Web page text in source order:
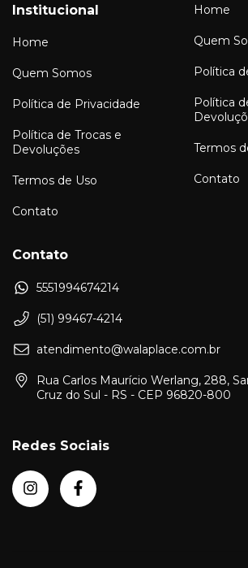
Institucional
Home
Quem Somos
Política de Privacidade
Política de Trocas e
Devoluções
Termos de Uso
Contato
Home
Quem
Política
Política
Termos
Contato
Contato
5551994674214
(51) 99467-4214
atendimento@walaplace.com.br
Rua Carlos Maurício Werlang, 288,
Cruz do Sul - RS - CEP 96820-800
Redes Sociais